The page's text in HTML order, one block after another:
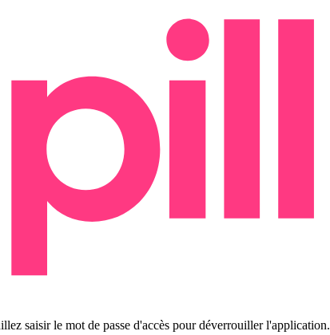
saisir le mot de passe d'accès pour déverrouiller l'application.